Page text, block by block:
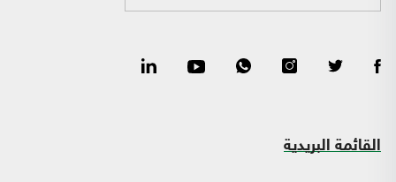
القائمة البريدية